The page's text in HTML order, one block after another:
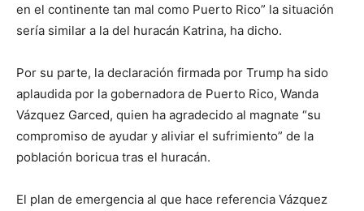
en el continente tan mal como Puerto Rico” la situación
sería similar a la del huracán Katrina, ha dicho.
Por su parte, la declaración firmada por Trump ha sido
aplaudida por la gobernadora de Puerto Rico, Wanda
Vázquez Garced, quien ha agradecido al magnate “su
compromiso de ayudar y aliviar el sufrimiento” de la
población boricua tras el huracán.
El plan de emergencia al que hace referencia Vázquez